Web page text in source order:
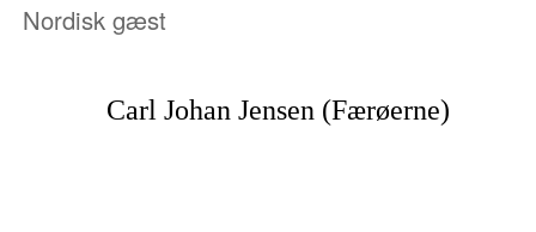
Nordisk gæst
Carl Johan Jensen (Færøerne)